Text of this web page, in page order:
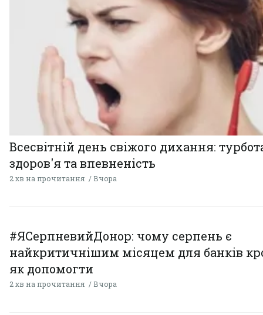
Всесвітній день свіжого дихання:
здоров'я та впевненість
2 хв на прочитання Вчора
#ЯСерпневийДонор: чому серпень є
найкритичнішим місяцем для банків
як допомогти
2 хв на прочитання Вчора